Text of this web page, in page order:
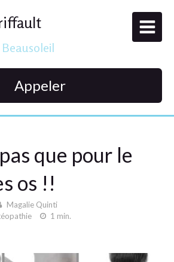
Appeler
que pour le
os !!
Magalie Quinti
1 min.